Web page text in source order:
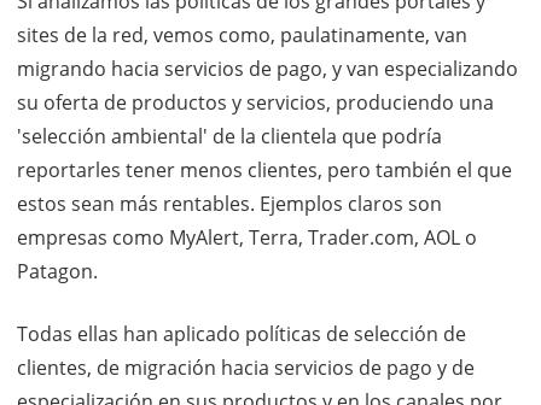
sites de la red, vemos como, paulatinamente, van
migrando hacia servicios de pago, y van especializando
su oferta de productos y servicios, produciendo una
'selección ambiental' de la clientela que podría
reportarles tener menos clientes, pero también el que
estos sean más rentables. Ejemplos claros son
empresas como MyAlert, Terra, Trader.com, AOL o
Patagon.
Todas ellas han aplicado políticas de selección de
clientes, de migración hacia servicios de pago y de